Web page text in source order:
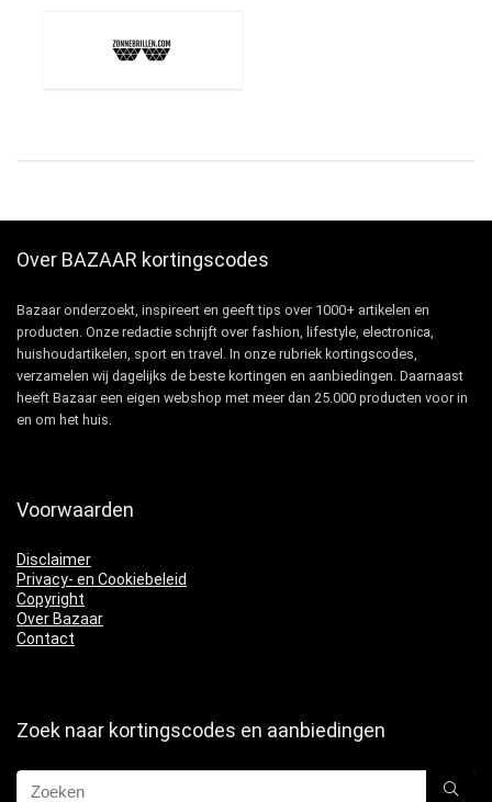
Over BAZAAR kortingscodes
Bazaar onderzoekt, inspireert en geeft tips over 1000+ artikelen en
producten. Onze redactie schrijft over fashion, lifestyle, electronica,
huishoudartikelen, sport en travel. In onze rubriek kortingscodes,
verzamelen wij dagelijks de beste kortingen en aanbiedingen. Daarnaast
heeft Bazaar een eigen webshop met meer dan 25.000 producten voor in
en om het huis.
Voorwaarden
Disclaimer
Privacy- en Cookiebeleid
Copyright
Over Bazaar
Contact
Zoek naar kortingscodes en aanbiedingen